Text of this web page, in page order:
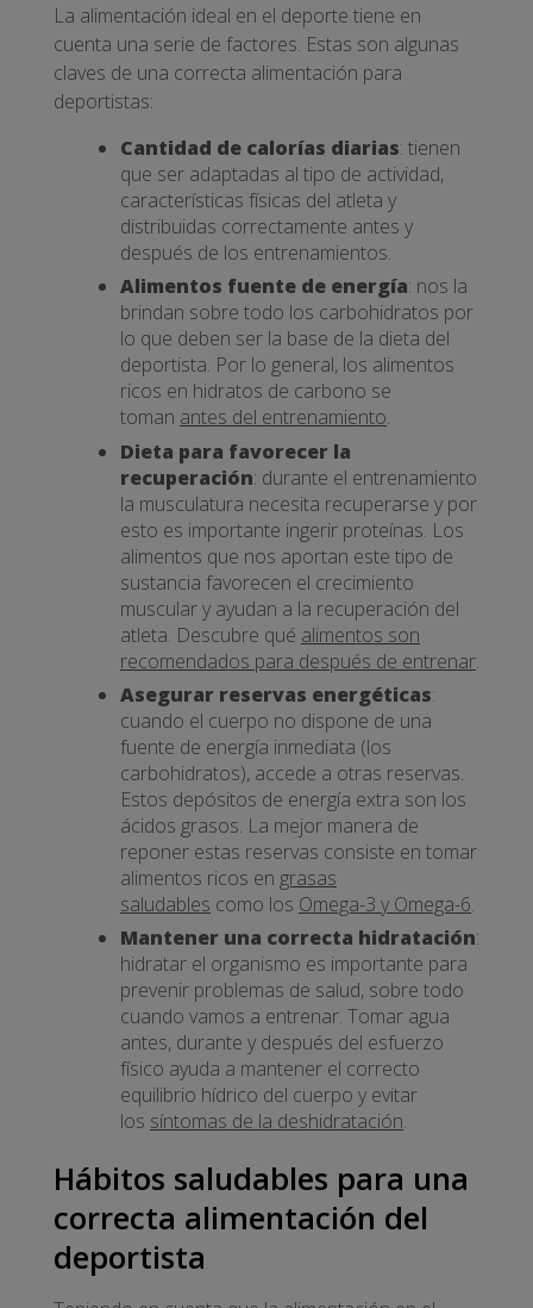
La alimentación ideal en el deporte tiene en
cuenta una serie de factores. Estas son algunas
claves de una correcta alimentación para
deportistas:
Cantidad de calorías diarias: tienen
que ser adaptadas al tipo de actividad,
características físicas del atleta y
distribuidas correctamente antes y
después de los entrenamientos.
Alimentos fuente de energía: nos la
brindan sobre todo los carbohidratos por
lo que deben ser la base de la dieta del
deportista. Por lo general, los alimentos
ricos en hidratos de carbono se
toman antes del entrenamiento.
Dieta para favorecer la
recuperación: durante el entrenamiento
la musculatura necesita recuperarse y por
esto es importante ingerir proteínas. Los
alimentos que nos aportan este tipo de
sustancia favorecen el crecimiento
muscular y ayudan a la recuperación del
atleta. Descubre qué alimentos son
recomendados para después de entrenar.
Asegurar reservas energéticas:
cuando el cuerpo no dispone de una
fuente de energía inmediata (los
carbohidratos), accede a otras reservas.
Estos depósitos de energía extra son los
ácidos grasos. La mejor manera de
reponer estas reservas consiste en tomar
alimentos ricos en grasas
saludables como los Omega-3 y Omega-6.
Mantener una correcta hidratación:
hidratar el organismo es importante para
prevenir problemas de salud, sobre todo
cuando vamos a entrenar. Tomar agua
antes, durante y después del esfuerzo
físico ayuda a mantener el correcto
equilibrio hídrico del cuerpo y evitar
los síntomas de la deshidratación.
Hábitos saludables para una
correcta alimentación del
deportista